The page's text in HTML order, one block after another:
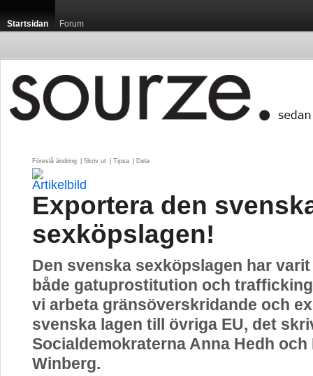
Startsidan Forum
Föreslå ändring Skriv ut Tipsa Dela
Exportera den
sexköpslagen!
Den svenska sexköpslagen har
både gatuprostitution och
vi arbeta gränsöverskridande och
svenska lagen till övriga EU, det
Socialdemokraterna Anna Hedh och
Winberg.